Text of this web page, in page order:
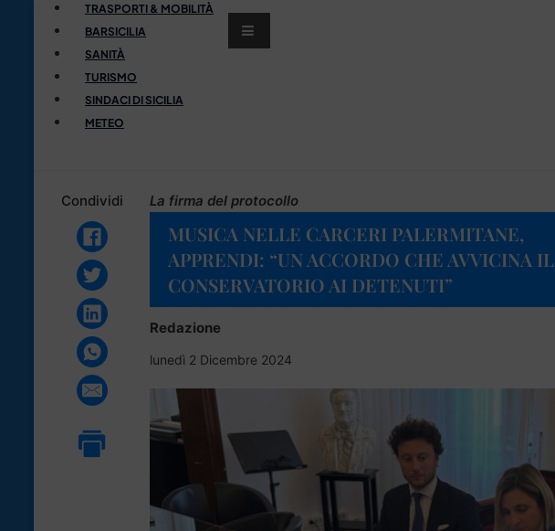
TRASPORTI & MOBILITÀ
BARSICILIA
SANITÀ
TURISMO
SINDACI DI SICILIA
METEO
Condividi La firma del protocollo
MUSICA NELLE CARCERI PALERMITANE,
APPRENDI: “UN ACCORDO CHE AVVICINA IL
CONSERVATORIO AI DETENUTI”
Redazione
lunedì 2 Dicembre 2024